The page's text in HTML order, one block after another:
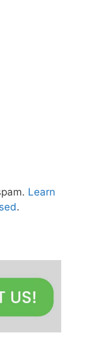
Learn
.